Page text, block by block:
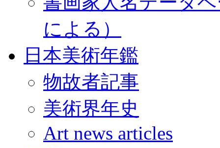
による）
日本美術年鑑
物故者記事
美術界年史
Art news articles